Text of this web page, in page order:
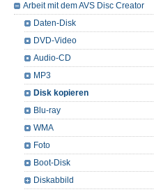
Arbeit mit dem AVS Disc Creator
Daten-Disk
DVD-Video
Audio-CD
MP3
Disk kopieren
Blu-ray
WMA
Foto
Boot-Disk
Diskabbild